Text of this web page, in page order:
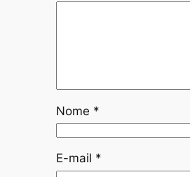
Nome *
E-mail *